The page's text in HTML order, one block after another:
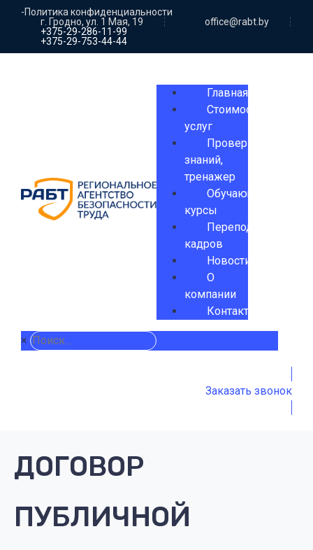
-Политика конфиденциальности
г. Гродно, ул. 1 Мая, 19
office@rabt.by
+375-29-286-11-99
+375-29-753-44-44
Главная
Стоимость
услуг
Проверка
знаний,
тренажер
Обучающие
курсы
Переподготовка
кадров
Новости
О
компании
Контакты
×
Заказать звонок
ДОГОВОР
ПУБЛИЧНОЙ